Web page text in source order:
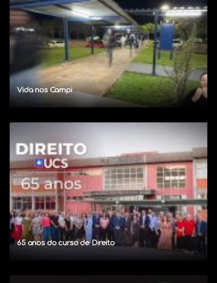
Vida nos Campi
65 anos do curso de Direito